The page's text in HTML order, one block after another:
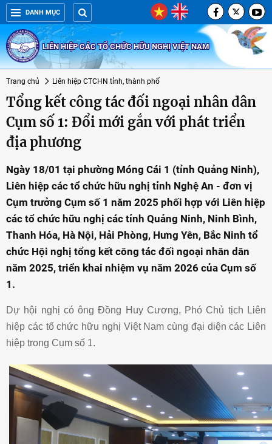
DANH MỤC
LIÊN HIỆP CÁC TỔ CHỨC HỮU NGHỊ VIỆT NAM
Trang chủ Liên hiệp CTCHN tỉnh, thành phố
Tổng kết công tác đối ngoại nhân dân
Cụm số 1: Đổi mới gắn với phát triển
địa phương
Ngày 18/01 tại phường Móng Cái 1 (tỉnh Quảng Ninh),
Liên hiệp các tổ chức hữu nghị tỉnh Nghệ An - đơn vị
Cụm trưởng Cụm số 1 năm 2025 phối hợp với Liên hiệp
các tổ chức hữu nghị các tỉnh Quảng Ninh, Ninh Bình,
Thanh Hóa, Hà Nội, Hải Phòng, Hưng Yên, Bắc Ninh tổ
chức Hội nghị tổng kết công tác đối ngoại nhân dân
năm 2025, triển khai nhiệm vụ năm 2026 của Cụm số
1.
Dự hội nghị có ông Đồng Huy Cương, Phó Chủ tịch Liên
hiệp các tổ chức hữu nghị Việt Nam cùng đại diện các Liên
hiệp trong Cụm số 1.